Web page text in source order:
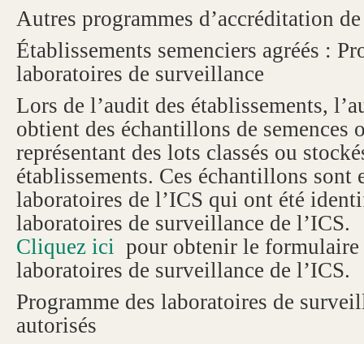
Autres programmes d’accréditation
Établissements semenciers agréés :
laboratoires de surveillance
Lors de l’audit des établissements,
obtient des échantillons de semences
représentant des lots classés ou
établissements. Ces échantillons sont
laboratoires de l’ICS qui ont été
laboratoires de surveillance de l’ICS.
Cliquez ici pour obtenir le formulaire
laboratoires de surveillance de l’ICS.
Programme des laboratoires de
autorisés